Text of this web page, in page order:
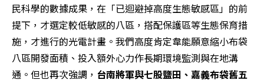
民科學的數據成果，在「已迴避掉高度生態敏感區」的前
提下，才選定較低敏感的八區，搭配保護區等生態保育措
施，才進行的光電計畫。我們高度肯定韋能願意縮小布袋
八區開發面積、投入額外心力作長期環境監測與在地溝
通。但也再次強調， 台南將軍與七股鹽田、嘉義布袋舊五